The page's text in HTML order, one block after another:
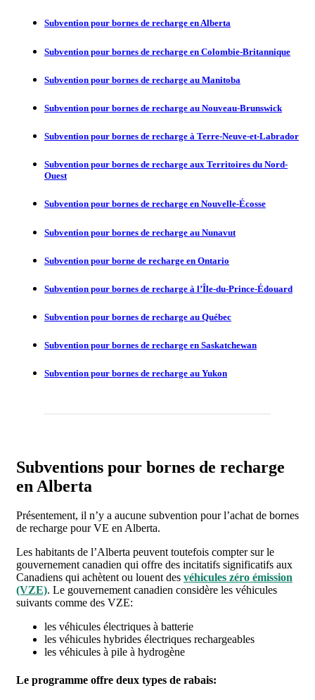
Subvention pour bornes de recharge en Alberta
Subvention pour bornes de recharge en Colombie-Britannique
Subvention pour bornes de recharge au Manitoba
Subvention pour bornes de recharge au Nouveau-Brunswick
Subvention pour bornes de recharge à Terre-Neuve-et-Labrador
Subvention pour bornes de recharge aux Territoires du Nord-
Ouest
Subvention pour bornes de recharge en Nouvelle-Écosse
Subvention pour bornes de recharge au Nunavut
Subvention pour borne de recharge en Ontario
Subvention pour bornes de recharge à l’Île-du-Prince-Édouard
Subvention pour bornes de recharge au Québec
Subvention pour bornes de recharge en Saskatchewan
Subvention pour bornes de recharge au Yukon
Subventions pour bornes de recharge
en Alberta
Présentement, il n’y a aucune subvention pour l’achat de bornes
de recharge pour VE en Alberta.
Les habitants de l’Alberta peuvent toutefois compter sur le
gouvernement canadien qui offre des incitatifs significatifs aux
Canadiens qui achètent ou louent des véhicules zéro émission
(VZE). Le gouvernement canadien considère les véhicules
suivants comme des VZE:
les véhicules électriques à batterie
les véhicules hybrides électriques rechargeables
les véhicules à pile à hydrogène
Le programme offre deux types de rabais: